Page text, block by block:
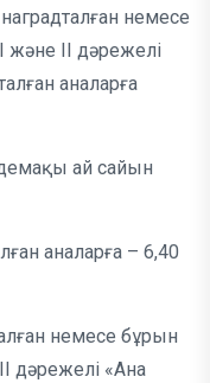
немесе
және ІІ дәрежелі
аналарға
ай сайын
аналарға – 6,40
немесе бұрын
дәрежелі «Ана